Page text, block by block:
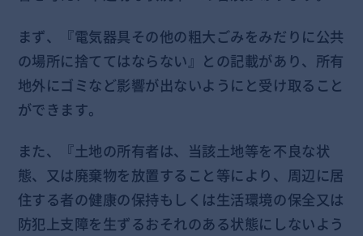
まず、『電気器具その他の粗大ごみをみだりに公共
の場所に捨ててはならない』との記載があり、所有
地外にゴミなど影響が出ないようにと受け取ること
ができます。
また、『土地の所有者は、当該土地等を不良な状
態、又は廃棄物を放置すること等により、周辺に居
住する者の健康の保持もしくは生活環境の保全又は
防犯上支障を生ずるおそれのある状態にしないよう